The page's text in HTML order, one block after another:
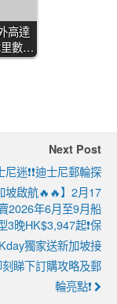
高達
里數…
Next Post
尼迷❗❗迪士尼郵輪探
坡啟航🔥🔥】2月17
2026年6月至9月船
3晚HK$3,947起❗保
獨家送新加坡接
刻睇下訂購攻略及郵
輪亮點❗